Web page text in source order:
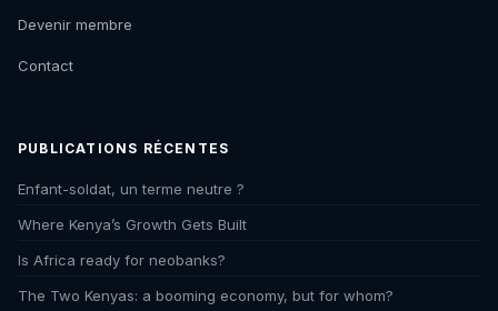
Devenir membre
Contact
PUBLICATIONS RÉCENTES
Enfant-soldat, un terme neutre ?
Where Kenya’s Growth Gets Built
Is Africa ready for neobanks?
The Two Kenyas: a booming economy, but for whom?